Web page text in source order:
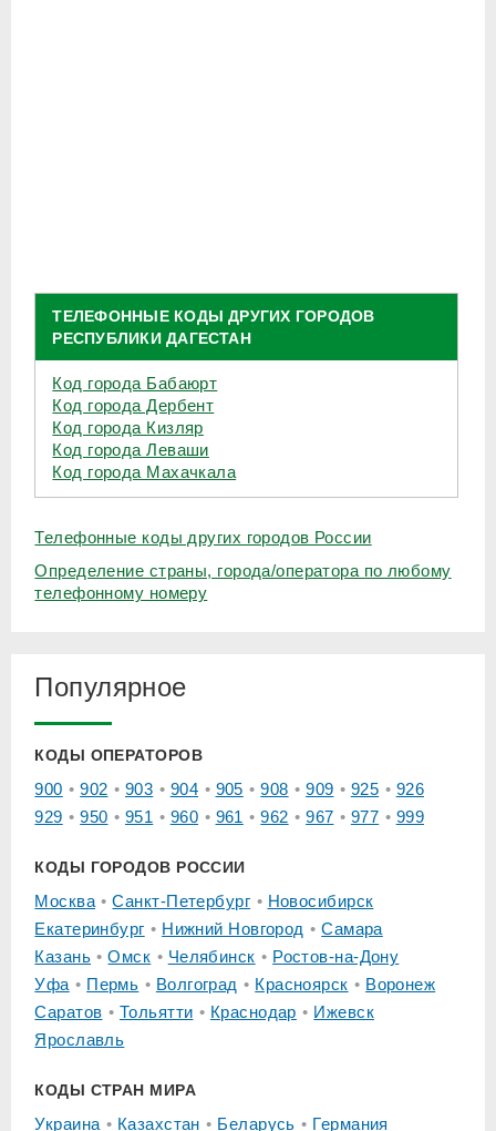
ТЕЛЕФОННЫЕ КОДЫ ДРУГИХ ГОРОДОВ
РЕСПУБЛИКИ ДАГЕСТАН
Код города Бабаюрт
Код города Дербент
Код города Кизляр
Код города Леваши
Код города Махачкала
Телефонные коды других городов России
Определение страны, города/оператора по любому
телефонному номеру
Популярное
КОДЫ ОПЕРАТОРОВ
900 902 903 904 905 908 909 925
926
929
950 951 960 961 962 967 977 999
КОДЫ ГОРОДОВ РОССИИ
Москва Санкт-Петербург
Новосибирск
Екатеринбург
Нижний Новгород
Самара
Казань
Омск Челябинск
Ростов-на-Дону
Уфа
Пермь Волгоград Красноярск
Воронеж
Саратов
Тольятти Краснодар
Ижевск
Ярославль
КОДЫ СТРАН МИРА
Украина Казахстан Беларусь Германия